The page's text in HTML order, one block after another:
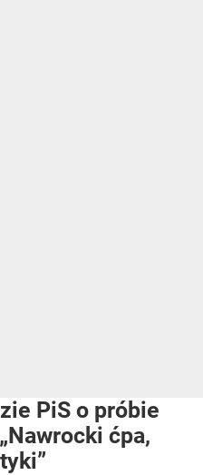
PiS o próbie
ćpa,